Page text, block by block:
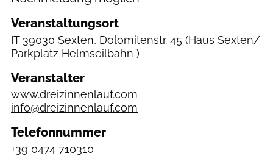
Veranstaltungsort
IT 39030 Sexten, Dolomitenstr. 45 (Haus Sexten/
Parkplatz Helmseilbahn )
Veranstalter
www.dreizinnenlauf.com
info@dreizinnenlauf.com
Telefonnummer
+39 0474 710310